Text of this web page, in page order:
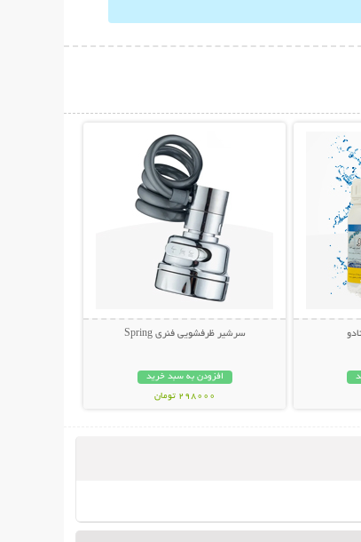
سرشیر ظرفشویی فنری Spring
افزودن به سبد خرید
298000 تومان